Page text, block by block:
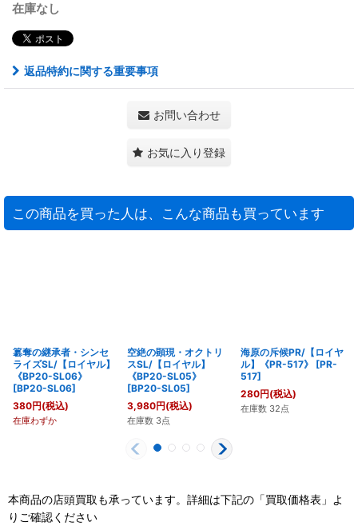
在庫なし
返品特約に関する重要事項
お問い合わせ
お気に入り登録
この商品を買った人は、こんな商品も買っています
簒奪の継承者・シンセ
ライズSL/【ロイヤル】
《BP20-SL06》
[BP20-SL06]
380円(税込)
在庫わずか
空絶の顕現・オクトリ
スSL/【ロイヤル】
《BP20-SL05》
[BP20-SL05]
3,980円(税込)
在庫数 3点
海原の斥候PR/【ロイヤ
ル】《PR-517》
[PR-
517]
280円(税込)
在庫数 32点
本商品の店頭買取も承っています。詳細は下記の「買取価格表」よ
りご確認ください